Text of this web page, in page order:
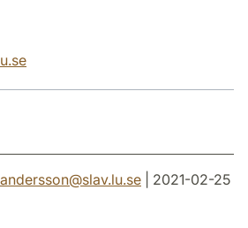
.se
@slav.lu.se | 2021-02-25